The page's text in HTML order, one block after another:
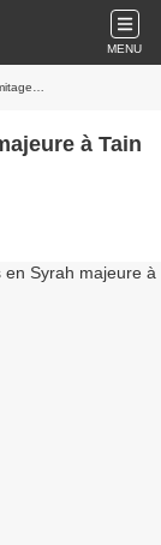
MENU
à Tain